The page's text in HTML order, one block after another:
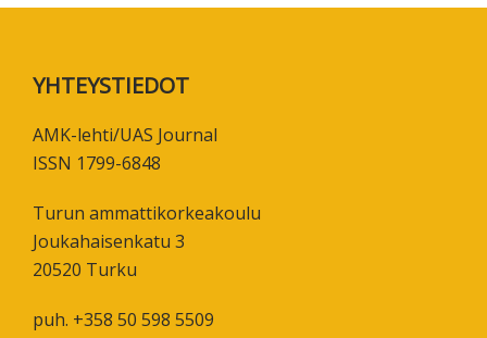
Footer
YHTEYSTIEDOT
AMK-lehti/UAS Journal
ISSN 1799-6848
Turun ammattikorkeakoulu
Joukahaisenkatu 3
20520 Turku
puh. +358 50 598 5509